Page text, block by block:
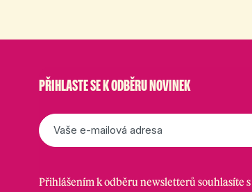
PŘIHLASTE SE K ODBĚRU NOVINEK
E-
mail
Přihlášením k odběru newsletterů souhlasíte s